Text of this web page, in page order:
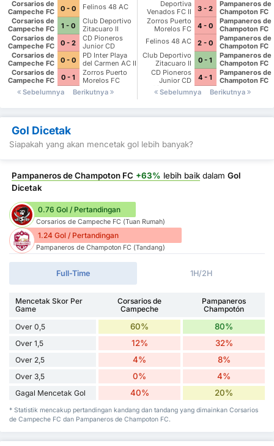
Corsarios de
Campeche FC
0 - 0
Felinos 48 AC
Corsarios de
Campeche FC
1 - 0
Club Deportivo
Zitacuaro II
Corsarios de
Campeche FC
0 - 2
CD Pioneros
Junior CD
Pioneros de
Cancun II
Corsarios de
Campeche FC
0 - 0
PD Inter Playa
del Carmen AC II
Corsarios de
Campeche FC
0 - 1
Zorros Puerto
Morelos FC
Sebelumnya
Berikutnya
Deportiva
Venados FC II
3 - 2
Pampaneros de
Champoton FC
Zorros Puerto
Morelos FC
4 - 0
Pampaneros de
Champoton FC
Felinos 48 AC
2 - 0
Pampaneros de
Champoton FC
Club Deportivo
Zitacuaro II
0 - 1
Pampaneros de
Champoton FC
CD Pioneros
Junior CD
Pioneros de
Cancun II
4 - 1
Pampaneros de
Champoton FC
Sebelumnya
Berikutnya
Gol Dicetak
Siapakah yang akan mencetak gol lebih banyak?
Pampaneros de Champoton FC +63% lebih baik dalam Gol
Dicetak
0.76 Gol / Pertandingan
Corsarios de Campeche FC (Tuan Rumah)
1.24 Gol / Pertandingan
Pampaneros de Champoton FC (Tandang)
Full-Time 1H/2H
Mencetak Skor Per
Game
Corsarios de
Campeche
Pampaneros
Champotón
Over 0,5
60% 80%
Over 1,5 12% 32%
Over 2,5 4% 8%
Over 3,5 0% 4%
Gagal Mencetak Gol 40% 20%
* Statistik mencakup pertandingan kandang dan tandang yang dimainkan Corsarios
de Campeche FC dan Pampaneros de Champoton FC.